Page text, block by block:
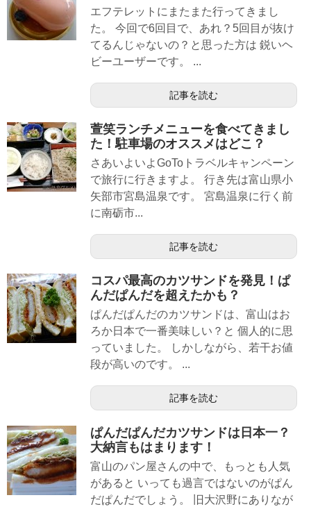
エフテレットにまたまた行ってきまし
た。 今回で6回目で、あれ？5回目が抜け
てるんじゃないの？と思った方は 鋭いヘ
ビーユーザーです。 ...
記事を読む
萱笑ランチメニューを食べてきまし
た！駐車場のオススメはどこ？
さあいよいよGoToトラベルキャンペーン
で旅行に行きますよ。 行き先は富山県小
矢部市宮島温泉です。 宮島温泉に行く前
に南砺市...
記事を読む
コスパ最高のカツサンドを発見！ぱ
んだぱんだを超えたかも？
ぱんだぱんだのカツサンドは、富山はお
ろか日本で一番美味しい？と 個人的に思
っていました。 しかしながら、若干お値
段が高いのです。 ...
記事を読む
ぱんだぱんだカツサンドは日本一？
大納言もはまります！
富山のパン屋さんの中で、もっとも人気
があると いっても過言ではないのがぱん
だぱんだでしょう。 旧大沢野にありなが